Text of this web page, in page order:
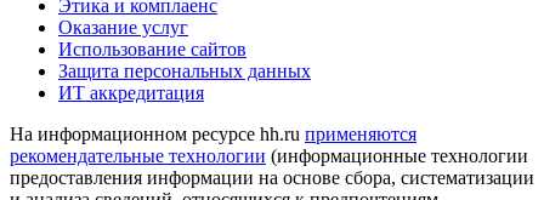
Этика и комплаенс
Оказание услуг
Использование сайтов
Защита персональных данных
ИТ аккредитация
На информационном ресурсе hh.ru применяются
рекомендательные технологии (информационные технологии
предоставления информации на основе сбора, систематизации